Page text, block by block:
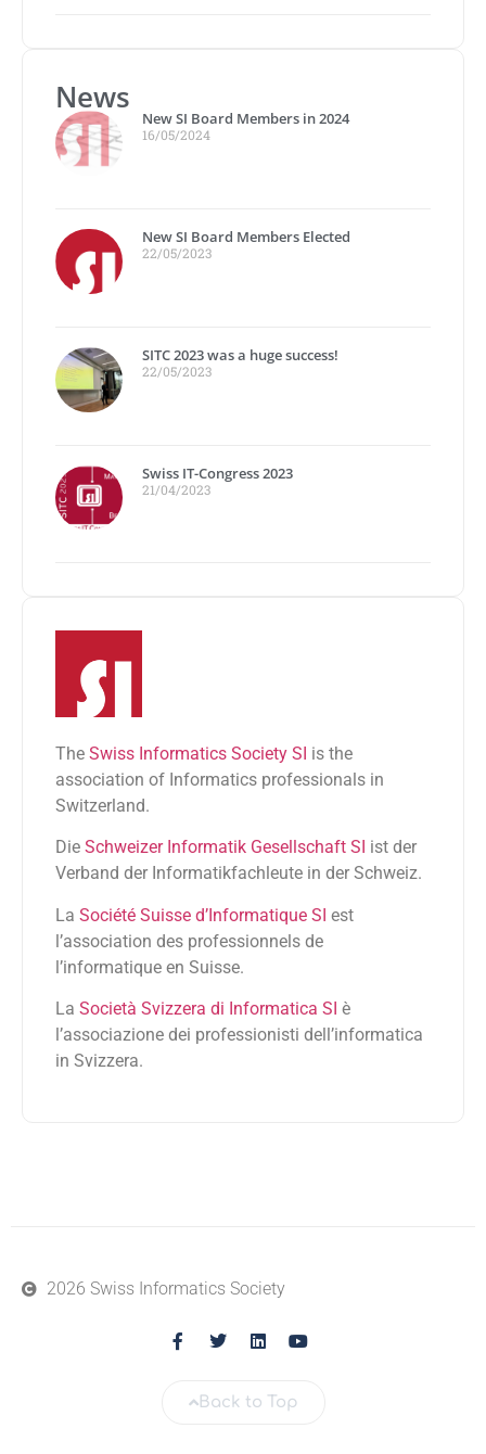
News
New SI Board Members in 2024
16/05/2024
New SI Board Members Elected
22/05/2023
SITC 2023 was a huge success!
22/05/2023
Swiss IT-Congress 2023
21/04/2023
The Swiss Informatics Society SI is the
association of Informatics professionals in
Switzerland.
Die Schweizer Informatik Gesellschaft SI ist der
Verband der Informatikfachleute in der Schweiz.
La Société Suisse d’Informatique SI est
l’association des professionnels de
l’informatique en Suisse.
La Società Svizzera di Informatica SI è
l’associazione dei professionisti dell’informatica
in Svizzera.
2026 Swiss Informatics Society
Back to Top